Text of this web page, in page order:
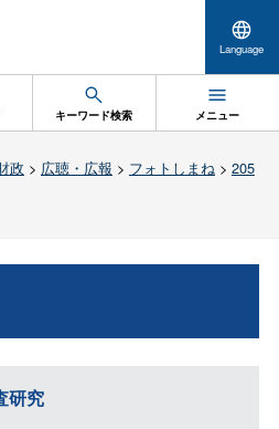
Language
キーワード検索 メニュー
政 > 広聴・広報 > フォトしまね> 205
研究